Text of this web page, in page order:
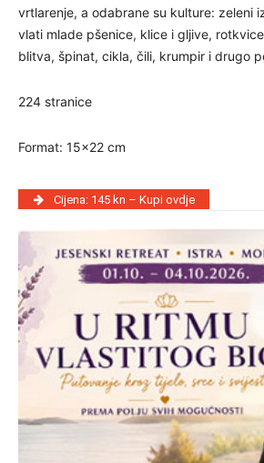
vrtlarenje, a odabrane su kulture: zeleni
vlati mlade pšenice, klice i gljive,
blitva, špinat, cikla, čili, krumpir i drugo
224 stranice
Format: 15×22 cm
Cijena: 145 kn – Kupi ovdje